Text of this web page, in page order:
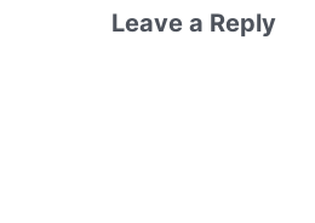
Leave a Reply